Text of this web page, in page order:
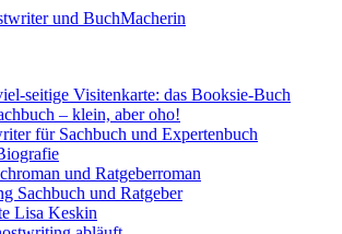
seitige Visitenkarte: das Booksie-Buch
– klein, aber oho!
für Sachbuch und Expertenbuch
und Ratgeberroman
Sachbuch und Ratgeber
Lisa Keskin